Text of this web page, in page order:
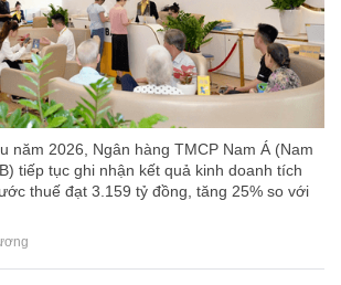
năm 2026, Ngân hàng TMCP Nam Á (Nam
tiếp tục ghi nhận kết quả kinh doanh tích
thuế đạt 3.159 tỷ đồng, tăng 25% so với